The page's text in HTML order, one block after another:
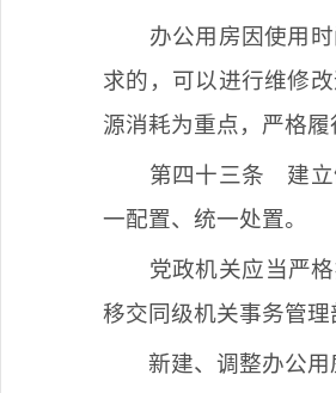
办公用房因使用
求的，可以进行维修
源消耗为重点，严格
第四十三条 建立
一配置、统一处置。
党政机关应当严
移交同级机关事务管理
新建、调整办公